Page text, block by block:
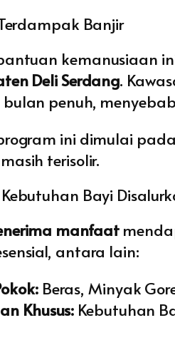
Banjir
kemanusiaan
Deli Serdang.
penuh,
ini dimulai
terisolir.
Bayi
manfaat
antara lain:
Beras, Minyak
Khusus: Kebutuhan